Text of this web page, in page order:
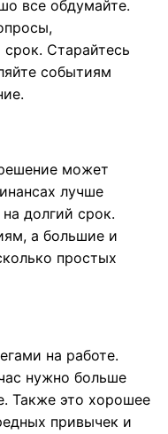
все обдумайте.
Старайтесь
событиям
может
лучше
долгий срок.
а большие и
простых
на работе.
нужно больше
Также это хорошее
привычек и